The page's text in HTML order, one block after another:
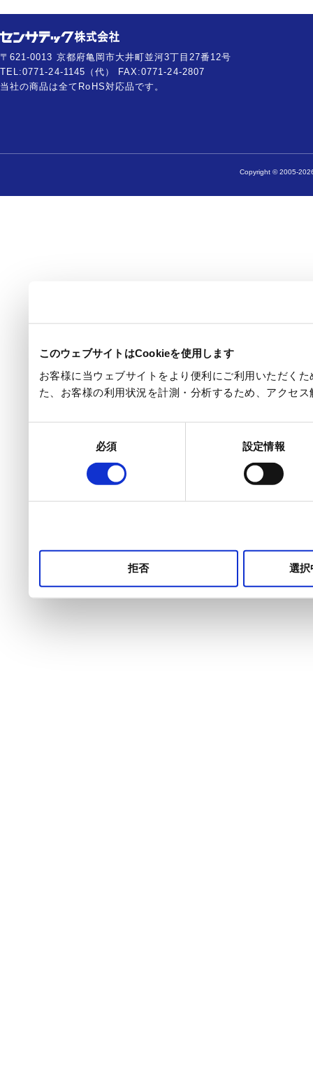
このウェブサイトはCookieを使用します
お客様に当ウェブサイトをより便利にご利用いただく
た、お客様の利用状況を計測・分析するため、アクセ
必須 設定情報
拒否 選択
〒621-0013 京都府亀岡市大井町並河3丁目27番12号
TEL:0771-24-1145（代） FAX:0771-24-2807
当社の商品は全てRoHS対応品です。
Copyright © 2005-